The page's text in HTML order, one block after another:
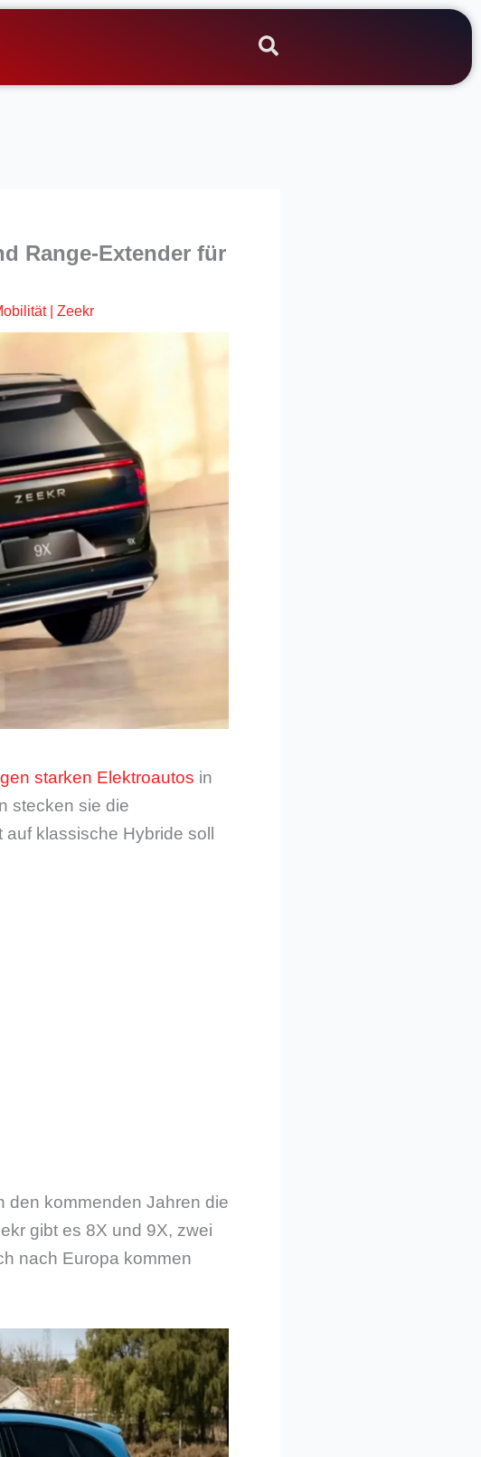
Range-Extender für
| Zeekr
starken Elektroautos in
stecken sie die
klassische Hybride soll
den kommenden Jahren die
gibt es 8X und 9X, zwei
nach Europa kommen